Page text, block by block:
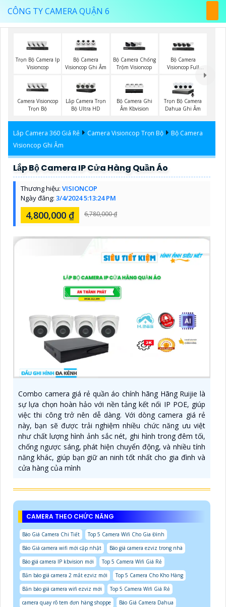
CÔNG TY CAMERA QUẬN 6
Trọn Bộ Camera Ip
Visioncop
Bộ Camera
Visioncop Ghi Âm
Bộ Camera Chống
Trộm Visioncop
Bộ Camera
Visioncop Full
Camera Visioncop
Trọn Bộ
Lắp Camera Trọn
Bộ Ultra HD
Bộ Camera Ghi
Âm Kbvision
Trọn Bộ Camera
Dahua Ghi Âm
Lắp Camera 360 Giá Rẻ Camera Visioncop Trọn Bộ
Bộ Camera
Visioncop Ghi Âm
Lắp Bộ Camera IP Cửa Hàng Quần Áo
Thương hiệu: VISIONCOP
Ngày đăng: 3/4/2024 5:13:24 PM
4,800,000 ₫ 6,780,000 ₫
Combo camera giá rẻ quần áo chính hãng Hãng Ruijie là
sự lựa chọn hoàn hảo với nền tảng kết nối IP POE, giúp
việc thi công trở nên dễ dàng. Với dòng camera giá rẻ
này, bạn sẽ được trải nghiệm nhiều chức năng ưu việt
như chất lượng hình ảnh sắc nét, ghi hình trong đêm tối,
chống ngược sáng, phát hiện chuyển động, và nhiều tính
năng khác, giúp bạn giữ an ninh tốt nhất cho gia đình và
cửa hàng của mình
CAMERA THEO CHỨC NĂNG
Báo Giá Camera Chi Tiết
Top 5 Camera Wifi Cho Gia Đình
Báo Giá camera wifi mới cập nhật
Báo giá camera ezviz trong nhà
Báo giá camera IP kbvision mới
Top 5 Camera Wifi Giá Rẻ
Bản báo giá camera 2 mắt ezviz mới
Top 5 Camera Cho Kho Hàng
Bản báo giá camera wifi ezviz mới
Top 5 Camera Wifi Giá Rẻ
camera quay rõ tem đơn hàng shoppe
Báo Giá Camera Dahua